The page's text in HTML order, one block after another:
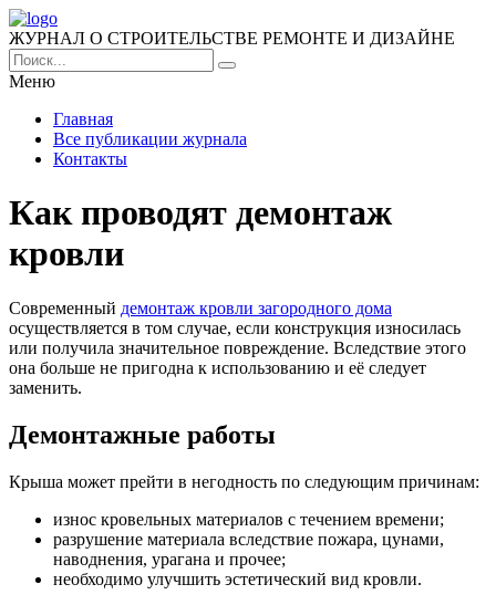
ЖУРНАЛ О СТРОИТЕЛЬСТВЕ РЕМОНТЕ И ДИЗАЙНЕ
Меню
Главная
Все публикации журнала
Контакты
Как проводят демонтаж
кровли
Современный демонтаж кровли загородного дома
осуществляется в том случае, если конструкция износилась
или получила значительное повреждение. Вследствие этого
она больше не пригодна к использованию и её следует
заменить.
Демонтажные работы
Крыша может прейти в негодность по следующим причинам:
износ кровельных материалов с течением времени;
разрушение материала вследствие пожара, цунами,
наводнения, урагана и прочее;
необходимо улучшить эстетический вид кровли.